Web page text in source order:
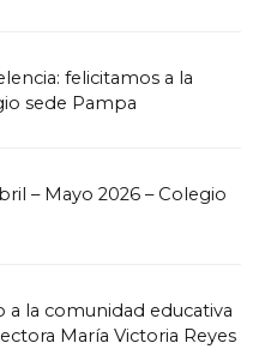
felicitamos a la
sede Pampa
– Mayo 2026 – Colegio
la comunidad educativa
María Victoria Reyes